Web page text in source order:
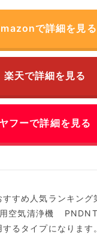
で詳細を見る
楽天で詳細を見る
ヤフーで詳細を見る
すすめ人気ランキン
空気清浄機 PNDNT
るタイプになります